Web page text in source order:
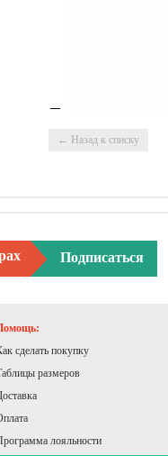
← Назад к списку
Подписаться
сделать покупку
размеров
лояльности